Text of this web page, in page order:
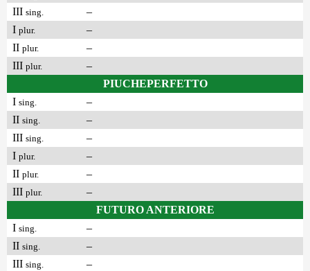
III sing.
–
I plur.
–
II plur.
–
III plur.
–
PIUCHEPERFETTO
I sing.
–
II sing.
–
III sing.
–
I plur.
–
II plur.
–
III plur.
–
FUTURO ANTERIORE
I sing.
–
II sing.
–
III sing.
–